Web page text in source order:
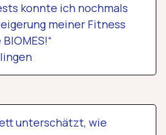
konnte ich nochmals
meiner Fitness
unterschätzt, wie